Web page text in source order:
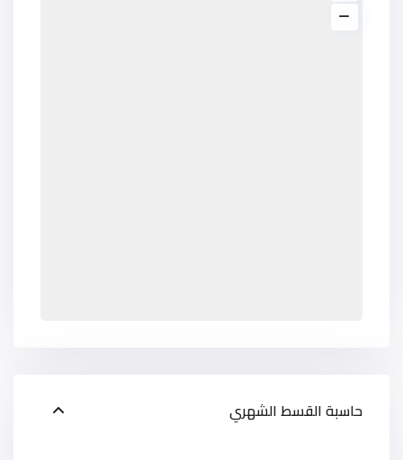
حاسبة القسط الشهري